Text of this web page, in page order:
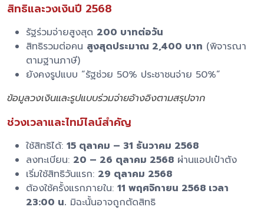
สิทธิและวงเงินปี 2568
รัฐร่วมจ่ายสูงสุด 200 บาทต่อวัน
สิทธิรวมต่อคน สูงสุดประมาณ 2,400 บาท (พิจารณา
ตามฐานภาษี)
ยังคงรูปแบบ “รัฐช่วย 50% ประชาชนจ่าย 50%”
ข้อมูลวงเงินและรูปแบบร่วมจ่ายอ้างอิงตามสรุปจาก
ช่วงเวลาและไทม์ไลน์สำคัญ
ใช้สิทธิได้: 15 ตุลาคม – 31 ธันวาคม 2568
ลงทะเบียน: 20 – 26 ตุลาคม 2568 ผ่านแอปเป๋าตัง
เริ่มใช้สิทธิวันแรก: 29 ตุลาคม 2568
ต้องใช้ครั้งแรกภายใน: 11 พฤศจิกายน 2568 เวลา
23:00 น. มิฉะนั้นอาจถูกตัดสิทธิ